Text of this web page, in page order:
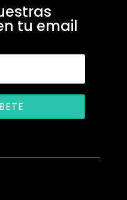
tu email